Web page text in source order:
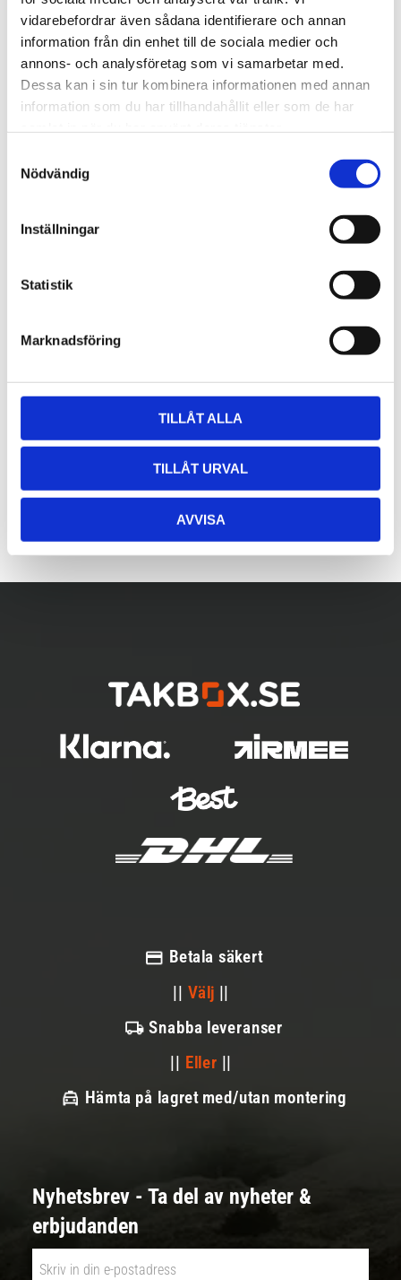
vidarebefordrar även sådana identifierare och annan
information från din enhet till de sociala medier och
annons- och analysföretag som vi samarbetar med.
Dessa kan i sin tur kombinera informationen med annan
information som du har tillhandahållit eller som de har
Nödvändig
Inställningar
Statistik
Marknadsföring
TILLÅT ALLA
TILLÅT URVAL
AVVISA
Lättmonterad
lasthållarfot för Thule Evo-
takräcken, för fordon med
integrerad reling.
1 795 kr
1 975 kr
720600
Lättmonterad
lasthållarfot för Thule
Edge-takräcken, för
fordon med integrerad
reling.
2 525kr
2 635kr
Betala säkert
|| Välj ||
Snabba leveranser
|| Eller ||
Hämta på lagret med/utan montering
Nyhetsbrev - Ta del av nyheter &
erbjudanden